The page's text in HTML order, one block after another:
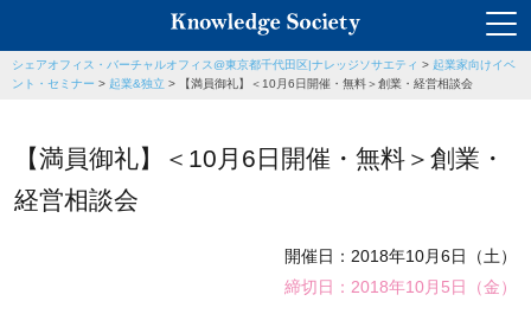
シェアオフィス・バーチャルオフィス@東京都千代田区|ナレッジソサエティ > 起業家向けイベ
ント・セミナー > 起業&独立 > 【満員御礼】＜10月6日開催・無料＞創業・経営相談会
【満員御礼】＜10月6日開催・無料＞創業・
経営相談会
開催日：2018年10月6日（土）
締切日：2018年10月5日（金）